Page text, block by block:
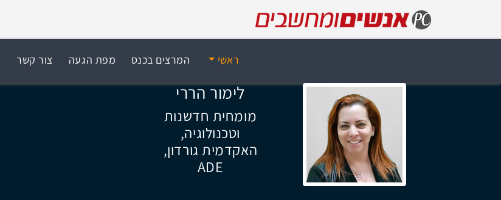
ראשי המרצים בכנס מפת הגעה צור קשר
לימור הררי
מומחית חדשנות
וטכנולוגיה,
האקדמית גורדון,
ADE